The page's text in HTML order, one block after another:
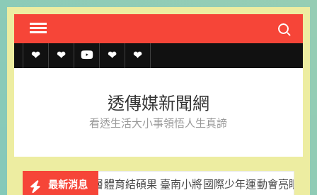
Skip
content
Search
透
約
透
上
記
透 聯
我
官
LINE
透傳媒新聞網
看透生活大小事領悟人生真諦
最新消息
基層體育結碩果 臺南小將國際少年運動會亮眼奪牌